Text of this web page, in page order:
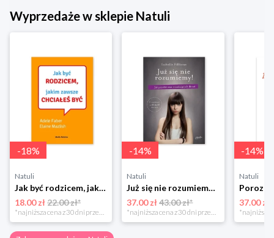
Wyprzedaże w sklepie Natuli
-18%
Natuli
Jak być rodzicem, jakim zawsze chciałeś być Media rodzina
18.00 zł22.00 zł*
*najniższa cena z 30 dni przed obniżką
-14%
Natuli
Już się nie rozumiemy! Jak przeżyć czas trzaskających drzwi Esprit
37.00 zł 43.00 zł*
*najniższa cena z 30 dni przed obniżką
-14%
Natuli
37.00 zł